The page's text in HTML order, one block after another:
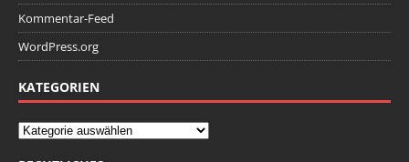
Kommentar-Feed
WordPress.org
KATEGORIEN